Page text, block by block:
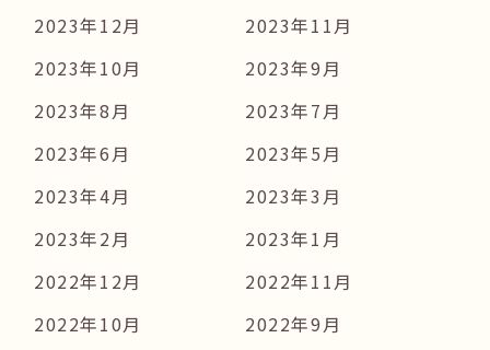
2023年12月
2023年11月
2023年10月
2023年9月
2023年8月
2023年7月
2023年6月
2023年5月
2023年4月
2023年3月
2023年2月
2023年1月
2022年12月
2022年11月
2022年10月
2022年9月